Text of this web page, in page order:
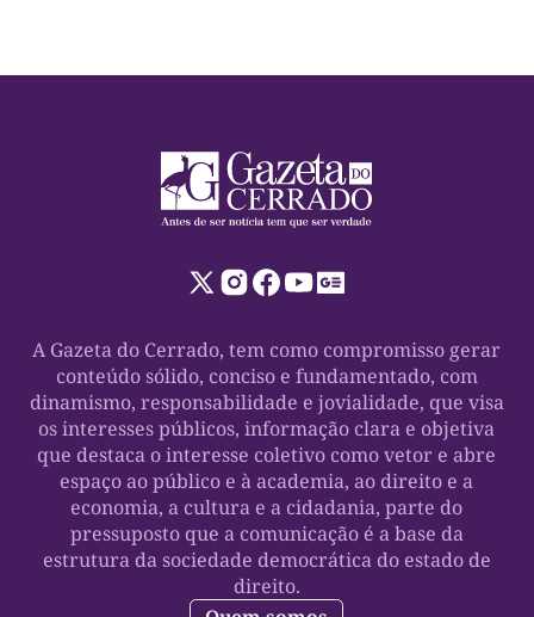
A Gazeta do Cerrado, tem como compromisso gerar
conteúdo sólido, conciso e fundamentado, com
dinamismo, responsabilidade e jovialidade, que visa
os interesses públicos, informação clara e objetiva
que destaca o interesse coletivo como vetor e abre
espaço ao público e à academia, ao direito e a
economia, a cultura e a cidadania, parte do
pressuposto que a comunicação é a base da
estrutura da sociedade democrática do estado de
direito.